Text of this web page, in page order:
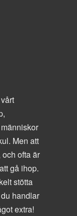
Men att
ofta är
gå ihop.
stötta
handlar
extra!